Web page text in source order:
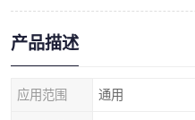
产品描述
应用范围 通用